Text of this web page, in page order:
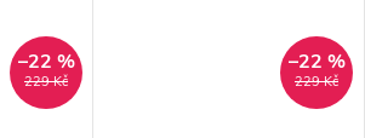
229 Kč
–22 %
229 Kč
–22 %